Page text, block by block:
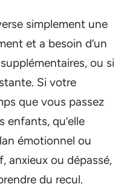
simplement une
et a besoin d’un
ou si
Si votre
que vous passez
qu’elle
émotionnel ou
anxieux ou dépassé,
du recul.